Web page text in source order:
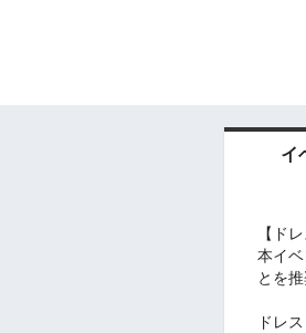
イ
【ド
本イ
とを
ドレ